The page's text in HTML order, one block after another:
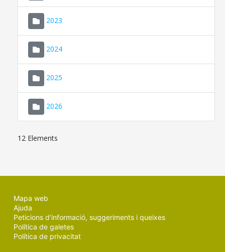
2023
2024
2025
2026
12 Elements
Mapa web
Ajuda
Peticions d'informació, suggeriments i queixes
Política de galetes
Política de privacitat